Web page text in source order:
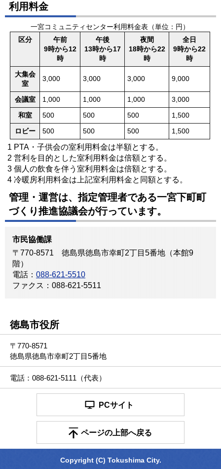
利用料金
一宮コミュニティセンター利用料金表（単位：円）
区分
午前
9時から12
時
午後
13時から17
時
夜間
18時から22
時
全日
9時から22
時
大集会
室
3,000 3,000 3,000 9,000
会議室 1,000 1,000 1,000 3,000
和室 500 500 500 1,500
ロビー 500 500 500 1,500
1 PTA・子供会の室利用料金は半額とする。
2 営利を目的とした室利用料金は倍額とする。
3 個人の飲食を伴う室利用料金は倍額とする。
4 冷暖房利用料金は上記室利用料金と同額とする。
管理・運営は、指定管理者である一宮下町町
づくり推進協議会が行っています。
市民協働課
〒770-8571 徳島県徳島市幸町2丁目5番地（本館9
階）
電話： 088-621-5510
ファクス：088-621-5511
徳島市役所
〒770-8571
徳島県徳島市幸町2丁目5番地
電話：088-621-5111（代表）
PCサイト
ページの上部へ戻る
Copyright (C) Tokushima City.